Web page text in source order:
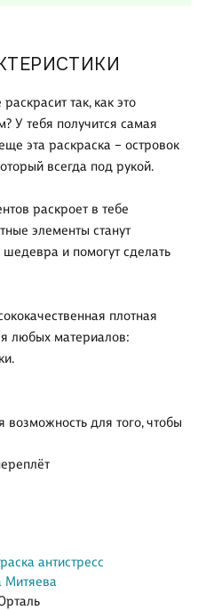
так, как это
У тебя получится самая
эта раскраска – островок
всегда под рукой.
раскроет в тебе
элементы станут
и помогут сделать
плотная
любых материалов:
возможность для того, чтобы
антистресс
Митяева